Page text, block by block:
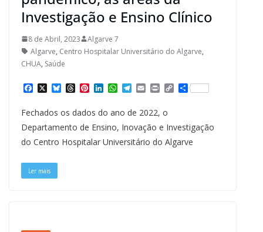
Investigação e Ensino Clínico
8 de Abril, 2023
Algarve 7
Algarve, Centro Hospitalar Universitário do Algarve,
CHUA, Saúde
a
c
e
b
o
o
X B
e
s
k
y
T
h
r
e
a
d
s
P
t
e
r
e
L
k
e
d
I
W
h
t
A
p
T
e
e
g
r
a
E
m
a
i
l
P
n
t
C
o
L
i
n
S
h
e
Fechados os dados do ano de 2022, o
Departamento de Ensino, Inovação e Investigação
do Centro Hospitalar Universitário do Algarve
Ler mais